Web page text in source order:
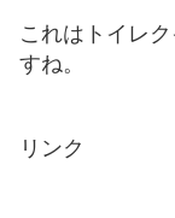
これはトイレ
すね。
リンク